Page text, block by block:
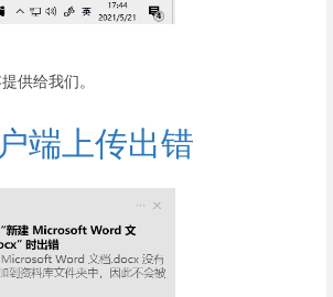
供给我们。
端上传出错